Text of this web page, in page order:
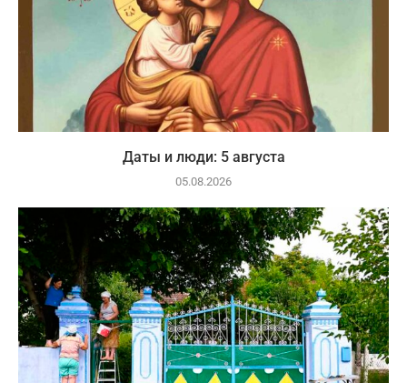
Даты и люди: 5 августа
05.08.2026